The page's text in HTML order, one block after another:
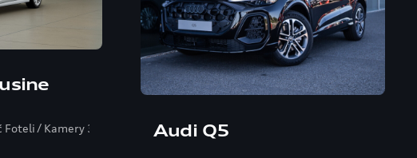
Foteli / Kamery 360 Audi Q5